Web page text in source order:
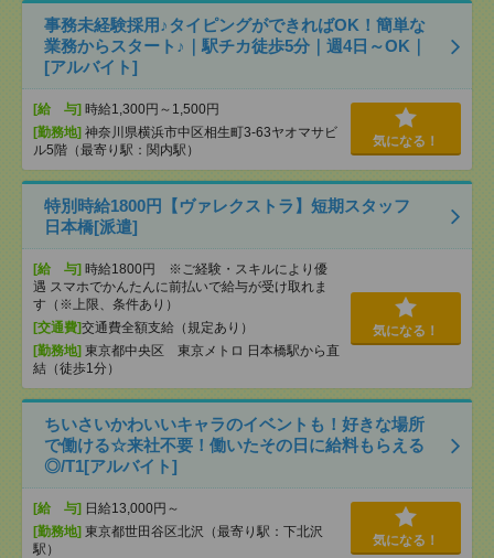
事務未経験採用♪タイピングができればOK！簡単な
業務からスタート♪｜駅チカ徒歩5分｜週4日～OK｜
[アルバイト]
[給 与] 時給1,300円～1,500円
[勤務地] 神奈川県横浜市中区相生町3-63ヤオマサビ
ル5階（最寄り駅：関内駅）
気になる！
特別時給1800円【ヴァレクストラ】短期スタッフ
日本橋[派遣]
[給 与] 時給1800円 ※ご経験・スキルにより優
遇 スマホでかんたんに前払いで給与が受け取れま
す（※上限、条件あり）
[交通費]交通費全額支給（規定あり）
[勤務地] 東京都中央区 東京メトロ 日本橋駅から直
結（徒歩1分）
気になる！
ちいさいかわいいキャラのイベントも！好きな場所
で働ける☆来社不要！働いたその日に給料もらえる
◎/T1[アルバイト]
[給 与] 日給13,000円～
[勤務地] 東京都世田谷区北沢（最寄り駅：下北沢
駅）
気になる！